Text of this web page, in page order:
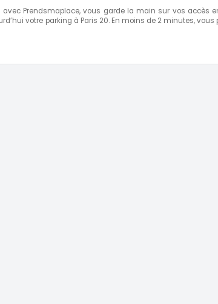
Prendsmaplace, vous garde la main sur vos accès
votre parking à Paris 20. En moins de 2 minutes,